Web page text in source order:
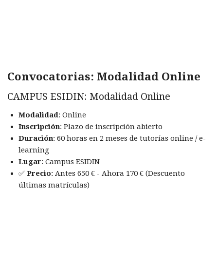
Convocatorias: Modalidad Online
CAMPUS ESIDIN: Modalidad Online
Modalidad: Online
Inscripción: Plazo de inscripción abierto
Duración: 60 horas en 2 meses de tutorías online / e-
learning
Lugar: Campus ESIDIN
✅ Precio: Antes 650 € - Ahora 170 € (Descuento
últimas matrículas)